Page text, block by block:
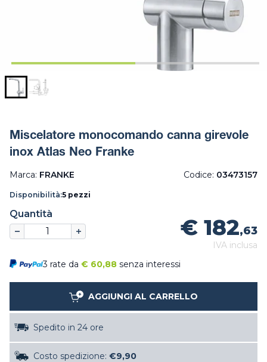
Miscelatore monocomando canna girevole
inox Atlas Neo Franke
Marca: FRANKE Codice: 03473157
Disponibilità:5 pezzi
Quantità
€ 182,63
IVA inclusa
3 rate da € 60,88 senza interessi
AGGIUNGI AL CARRELLO
Spedito in 24 ore
Costo spedizione: €9,90